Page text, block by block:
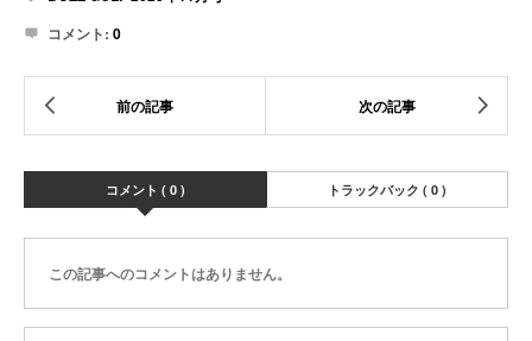
コメント: 0
コメント ( 0 ) トラックバック ( 0 )
この記事へのコメントはありません。